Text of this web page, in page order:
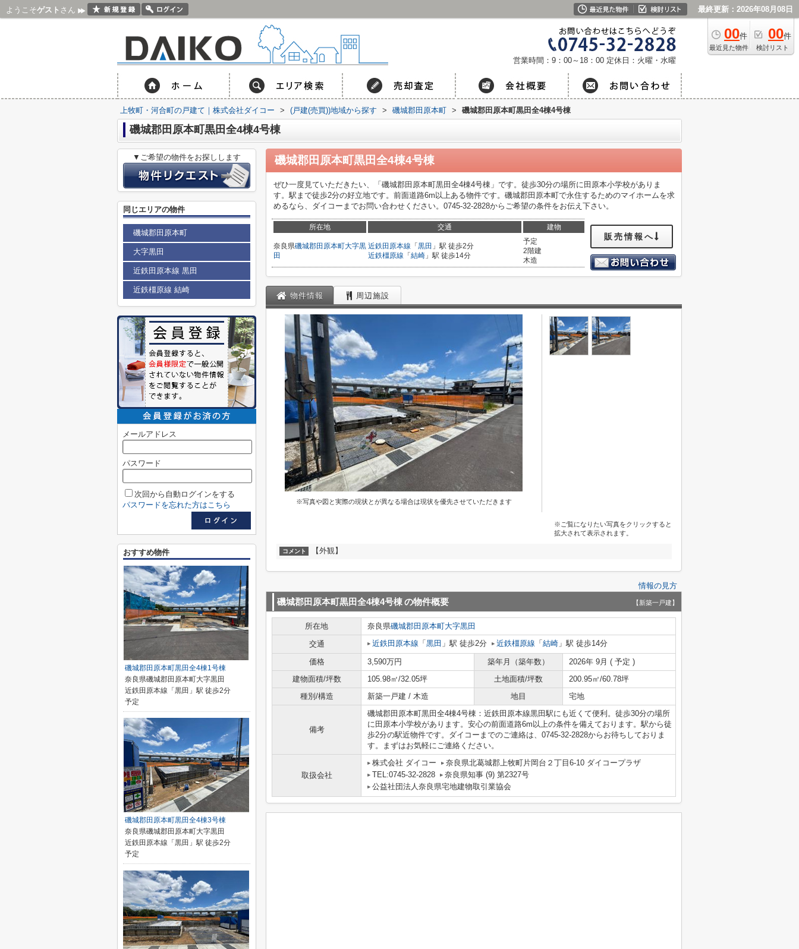
ようこそゲスト さん 最終更新：2026年08月08日
00件
最近見た物件
00件
検討リスト
営業時間：9：00～18：00 定休日：火曜・水曜
上牧町・河合町の戸建て｜株式会社ダイコー > (戸建(売買))地域から探す > 磯城郡田原本町 > 磯城郡田原本町黒田全4棟4号棟
磯城郡田原本町黒田全4棟4号棟
磯城郡田原本町黒田全4棟4号棟
ぜひ一度見ていただきたい、「磯城郡田原本町黒田全4棟4号棟」です。徒歩30分の場所に田原本小学校がありま
す。駅まで徒歩2分の好立地です。前面道路6m以上ある物件です。磯城郡田原本町で永住するためのマイホームを求
めるなら、ダイコーまでお問い合わせください。0745-32-2828からご希望の条件をお伝え下さい。
所在地 交通 建物
奈良県磯城郡田原本町大字黒
田
近鉄田原本線 「 黒田 」駅 徒歩2分
近鉄橿原線 「 結崎 」駅 徒歩14分
予定
2階建
木造
販売情報へ
物件情報 周辺施設
※写真や図と実際の現状とが異なる場合は現状を優先させていただきます
※ご覧になりたい写真をクリックすると
拡大されて表示されます。
コメント 【外観】
情報の見方
磯城郡田原本町黒田全4棟4号棟の物件概要 【新築一戸建】
所在地 奈良県磯城郡田原本町大字黒田
交通
近鉄田原本線 「 黒田 」駅 徒歩2分 近鉄橿原線 「 結崎 」駅 徒歩14分
価格 3,590万円 築年月（築年数）
2026年 9月 ( 予定 )
建物面積/坪数
105.98㎡/32.05坪 土地面積/坪数
200.95㎡/60.78坪
種別/構造
新築一戸建 / 木造 地目 宅地
備考
磯城郡田原本町黒田全4棟4号棟：近鉄田原本線黒田駅にも近くて便利。徒歩30分の場所
に田原本小学校があります。安心の前面道路6m以上の条件を備えております。駅から徒
歩2分の駅近物件です。ダイコーまでのご連絡は、0745-32-2828からお待ちしておりま
す。まずはお気軽にご連絡ください。
取扱会社
株式会社 ダイコー
奈良県北葛城郡上牧町片岡台２丁目6-10 ダイコープラザ
TEL:0745-32-2828
奈良県知事 (9) 第2327号
公益社団法人奈良県宅地建物取引業協会
▼ご希望の物件をお探しします
同じエリアの物件
磯城郡田原本町
大字黒田
近鉄田原本線 黒田
近鉄橿原線 結崎
メールアドレス
パスワード
次回から自動ログインをする
パスワードを忘れた方はこちら
おすすめ物件
磯城郡田原本町黒田全4棟1号棟
奈良県磯城郡田原本町大字黒田
近鉄田原本線「黒田」駅 徒歩2分
予定
磯城郡田原本町黒田全4棟3号棟
奈良県磯城郡田原本町大字黒田
近鉄田原本線「黒田」駅 徒歩2分
予定